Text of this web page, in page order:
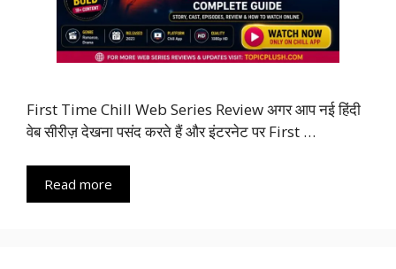
First Time Chill Web Series Review अगर आप नई हिंदी
वेब सीरीज़ देखना पसंद करते हैं और इंटरनेट पर First …
Read more